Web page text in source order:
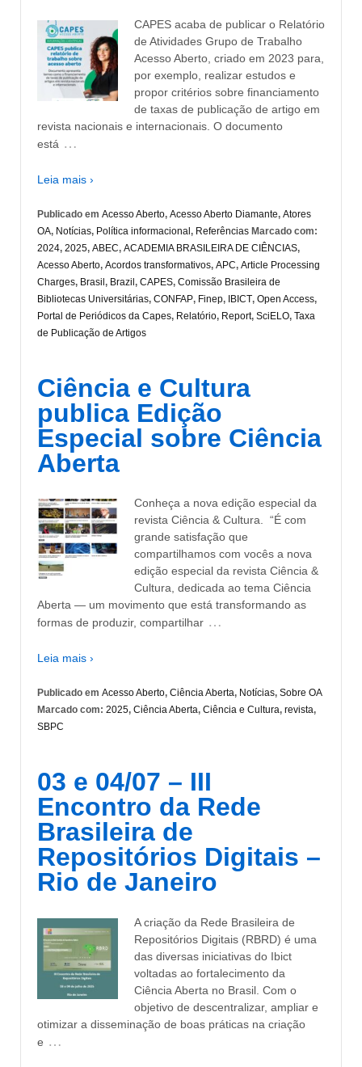
CAPES acaba de publicar o Relatório
de Atividades Grupo de Trabalho
Acesso Aberto, criado em 2023 para,
por exemplo, realizar estudos e
propor critérios sobre financiamento
de taxas de publicação de artigo em
revista nacionais e internacionais. O documento
está …
Leia mais ›
Publicado em Acesso Aberto, Acesso Aberto Diamante, Atores
OA, Notícias, Política informacional , Referências Marcado com:
2024, 2025, ABEC, ACADEMIA BRASILEIRA DE CIÊNCIAS,
Acesso Aberto, Acordos transformativos, APC, Article Processing
Charges, Brasil , Brazil , CAPES, Comissão Brasileira de
Bibliotecas Universitárias, CONFAP, Finep, IBICT, Open Access,
Portal de Periódicos da Capes, Relatório, Report, SciELO, Taxa
de Publicação de Artigos
Ciência e Cultura
publica Edição
Especial sobre Ciência
Aberta
Conheça a nova edição especial da
revista Ciência & Cultura. “É com
grande satisfação que
compartilhamos com vocês a nova
edição especial da revista Ciência &
Cultura, dedicada ao tema Ciência
Aberta — um movimento que está transformando as
formas de produzir, compartilhar …
Leia mais ›
Publicado em Acesso Aberto, Ciência Aberta, Notícias, Sobre OA
Marcado com: 2025, Ciência Aberta, Ciência e Cultura, revista,
SBPC
03 e 04/07 – III
Encontro da Rede
Brasileira de
Repositórios Digitais –
Rio de Janeiro
A criação da Rede Brasileira de
Repositórios Digitais (RBRD) é uma
das diversas iniciativas do Ibict
voltadas ao fortalecimento da
Ciência Aberta no Brasil. Com o
objetivo de descentralizar, ampliar e
otimizar a disseminação de boas práticas na criação
e …